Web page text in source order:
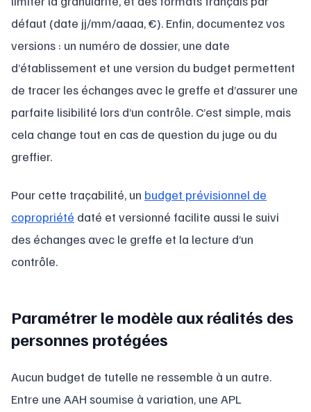
défaut (date jj/mm/aaaa, €). Enfin, documentez vos
versions : un numéro de dossier, une date
d’établissement et une version du budget permettent
de tracer les échanges avec le greffe et d’assurer une
parfaite lisibilité lors d’un contrôle. C’est simple, mais
cela change tout en cas de question du juge ou du
greffier.
Pour cette traçabilité, un budget prévisionnel de
copropriété daté et versionné facilite aussi le suivi
des échanges avec le greffe et la lecture d’un
contrôle.
Paramétrer le modèle aux réalités des
personnes protégées
Aucun budget de tutelle ne ressemble à un autre.
Entre une AAH soumise à variation, une APL